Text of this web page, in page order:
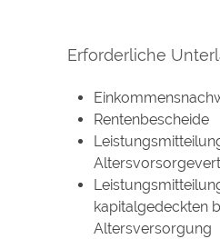
Erforderliche
Rentenbescheide
kapitalgedeckten
Altersversorgung